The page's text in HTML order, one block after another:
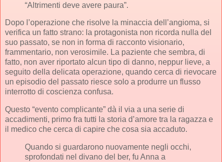
“Altrimenti deve avere paura”.
Dopo l’operazione che risolve la minaccia dell’angioma, si
verifica un fatto strano: la protagonista non ricorda nulla del
suo passato, se non in forma di racconto visionario,
frammentario, non verosimile. La paziente che sembra, di
fatto, non aver riportato alcun tipo di danno, neppur lieve, a
seguito della delicata operazione, quando cerca di rievocare
un episodio del passato riesce solo a produrre un flusso
interrotto di coscienza confusa.
Questo “evento complicante” dà il via a una serie di
accadimenti, primo fra tutti la storia d’amore tra la ragazza e
il medico che cerca di capire che cosa sia accaduto.
Quando si guardarono nuovamente negli occhi,
sprofondati nel divano del ber, fu Anna a